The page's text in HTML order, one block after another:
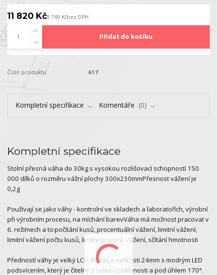
11 820 Kč9 769 Kčbez DPH
Přidat do košíku
Číslo produktu: 617
Kompletní specifikace Komentáře 0
Kompletní specifikace
Stolní přesná váha do 30kg s vysokou rozlišovací schopností 150
000 dílků o rozměru vážní plochy 300x230mmPřesnost vážení je
0,2g
Používají se jako váhy - kontrolní ve skladech a laboratořích, výrobní
při výrobním procesu, na míchání barevVáha má možnost pracovat v
6. režimech a to:počítání kusů, procentuální vážení, limitní vážení,
limitní vážení počtu kusů, limitní procent. vážení, sčítání hmotnosti
Předností váhy je velký LCD displej o velikosti 24mm s modrým LED
podsvícením, který je čitelný z velké vzdálenosti a pod úhlem 170°.